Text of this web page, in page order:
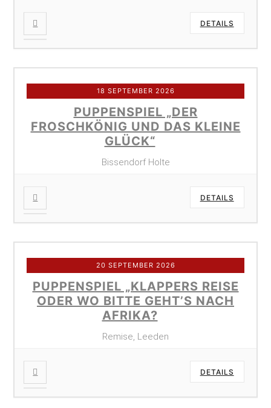
DETAILS
18 SEPTEMBER 2026
PUPPENSPIEL „DER
FROSCHKÖNIG UND DAS KLEINE
GLÜCK“
Bissendorf Holte
DETAILS
20 SEPTEMBER 2026
PUPPENSPIEL „KLAPPERS REISE
ODER WO BITTE GEHT’S NACH
AFRIKA?
Remise, Leeden
DETAILS